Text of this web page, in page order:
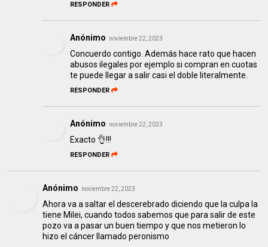
RESPONDER
Anónimo noviembre 22, 2023
Concuerdo contigo. Además hace rato que hacen
abusos ilegales por ejemplo si compran en cuotas
te puede llegar a salir casi el doble literalmente.
RESPONDER
Anónimo noviembre 22, 2023
Exacto 👌!!!
RESPONDER
Anónimo noviembre 22, 2023
Ahora va a saltar el descerebrado diciendo que la culpa la
tiene Milei, cuando todos sabemos que para salir de este
pozo va a pasar un buen tiempo y que nos metieron lo
hizo el cáncer llamado peronismo